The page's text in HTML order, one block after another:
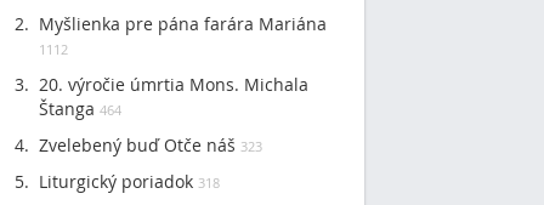
Myšlienka pre pána farára Mariána
1112
20. výročie úmrtia Mons. Michala
Štanga 464
Zvelebený buď Otče náš 323
Liturgický poriadok 318